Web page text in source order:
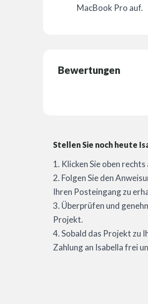
MacBook Pro auf.
Bewertungen
Stellen Sie noch heute
1. Klicken Sie oben
2. Folgen Sie den
Ihren Posteingang zu
3. Überprüfen und
Projekt.
4. Sobald das Projekt zu
Zahlung an Isabella frei